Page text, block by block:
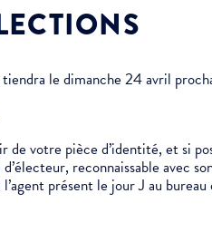
le dimanche 24 avril
de votre pièce d’identité, et si
reconnaissable avec
présent le jour J au